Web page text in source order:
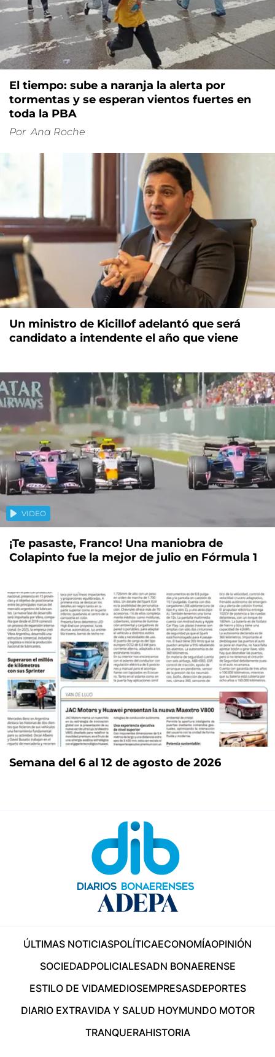
El tiempo: sube a naranja la alerta por
tormentas y se esperan vientos fuertes en
toda la PBA
Por Ana Roche
Un ministro de Kicillof adelantó que será
candidato a intendente el año que viene
VIDEO
¡Te pasaste, Franco! Una maniobra de
Colapinto fue la mejor de julio en Fórmula 1
Semana del 6 al 12 de agosto de 2026
ÚLTIMAS NOTICIASPOLÍTICAECONOMÍAOPINIÓN
SOCIEDADPOLICIALESADN BONAERENSE
ESTILO DE VIDAMEDIOSEMPRESASDEPORTES
DIARIO EXTRAVIDA Y SALUD HOYMUNDO MOTOR
TRANQUERAHISTORIA